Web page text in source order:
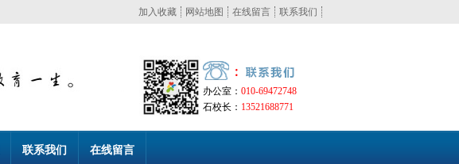
联系我们
在线留言
网站地图
加入收藏
办公室： 010-69472748
石校长： 13521688771
联系我们 在线留言